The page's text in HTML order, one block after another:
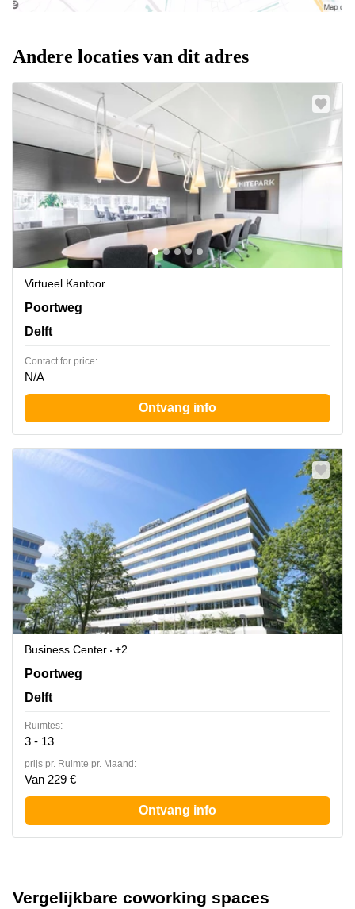
Andere locaties van dit adres
Virtueel Kantoor
Poortweg 4, Delft
Poortweg
Delft
Contact for price:
N/A
Ontvang info
Business Center
+2
Poortweg 4, Delft
Poortweg
Delft
Ruimtes:
3 - 13
prijs pr. Ruimte pr. Maand:
Van 229 €
Ontvang info
Vergelijkbare coworking spaces